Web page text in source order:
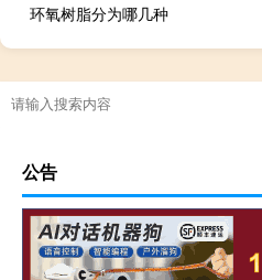
环氧树脂分为哪几种
公告